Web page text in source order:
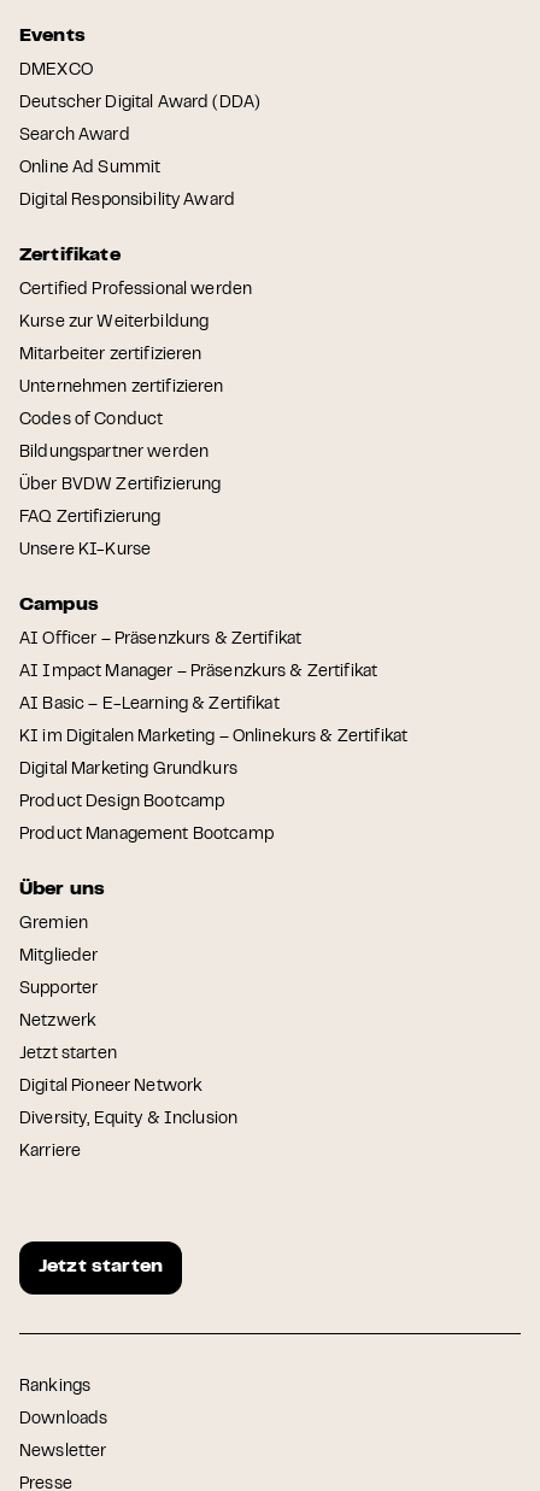
Events
DMEXCO
Deutscher Digital Award (DDA)
Search Award
Online Ad Summit
Digital Responsibility Award
Zertifikate
Certified Professional werden
Kurse zur Weiterbildung
Mitarbeiter zertifizieren
Unternehmen zertifizieren
Codes of Conduct
Bildungspartner werden
Über BVDW Zertifizierung
FAQ Zertifizierung
Unsere KI-Kurse
Campus
AI Officer – Präsenzkurs & Zertifikat
AI Impact Manager – Präsenzkurs & Zertifikat
AI Basic – E-Learning & Zertifikat
KI im Digitalen Marketing – Onlinekurs & Zertifikat
Digital Marketing Grundkurs
Product Design Bootcamp
Product Management Bootcamp
Über uns
Gremien
Mitglieder
Supporter
Netzwerk
Jetzt starten
Digital Pioneer Network
Diversity, Equity & Inclusion
Karriere
Jetzt starten
Rankings
Downloads
Newsletter
Presse